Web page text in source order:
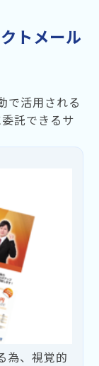
トメール
で活用される
託できるサ
為、視覚的